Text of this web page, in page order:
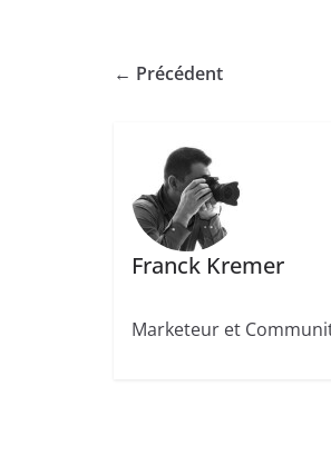
← Précédent
Franck Kremer
Marketeur et